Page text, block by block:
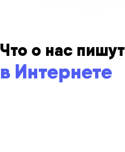
Что о нас пишут
в Интернете